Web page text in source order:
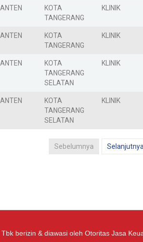
KOTA
TANGERANG
KLINIK
KOTA
TANGERANG
KLINIK
KOTA
TANGERANG
SELATAN
KLINIK
KOTA
TANGERANG
SELATAN
KLINIK
Sebelumnya Selanjutnya
berizin & diawasi oleh Otoritas Jasa